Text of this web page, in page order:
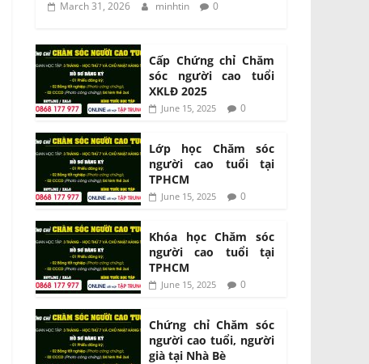
March 31, 2026 minhtin 0
Cấp Chứng chỉ Chăm
sóc người cao tuổi
XKLĐ 2025
June 15, 2025 0
Lớp học Chăm sóc
người cao tuổi tại
TPHCM
June 15, 2025 0
Khóa học Chăm sóc
người cao tuổi tại
TPHCM
June 15, 2025 0
Chứng chỉ Chăm sóc
người cao tuổi, người
già tại Nhà Bè